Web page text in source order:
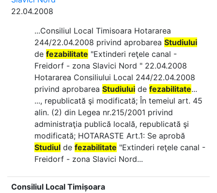
22.04.2008
...Consiliul Local Timisoara Hotararea
244/22.04.2008 privind aprobarea Studiului
de fezabilitate "Extinderi reţele canal -
Freidorf - zona Slavici Nord " 22.04.2008
Hotararea Consiliului Local 244/22.04.2008
privind aprobarea Studiului de fezabilitate...
..., republicată şi modificată; În temeiul art. 45
alin. (2) din Legea nr.215/2001 privind
administraţia publică locală, republicată şi
modificată; HOTARASTE Art.1: Se aprobă
Studiul de fezabilitate "Extinderi reţele canal -
Freidorf - zona Slavici Nord...
Consiliul Local Timișoara